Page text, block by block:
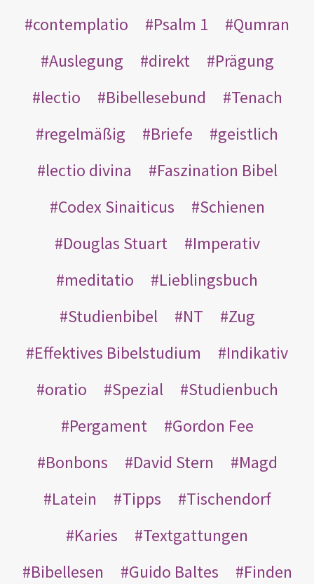
contemplatio
Psalm 1
Qumran
Auslegung
direkt
Prägung
lectio
Bibellesebund
Tenach
regelmäßig
Briefe
geistlich
lectio divina
Faszination Bibel
Codex Sinaiticus
Schienen
Douglas Stuart
Imperativ
meditatio
Lieblingsbuch
Studienbibel
NT
Zug
Effektives Bibelstudium
Indikativ
oratio
Spezial
Studienbuch
Pergament
Gordon Fee
Bonbons
David Stern
Magd
Latein
Tipps
Tischendorf
Karies
Textgattungen
Bibellesen
Guido Baltes
Finden